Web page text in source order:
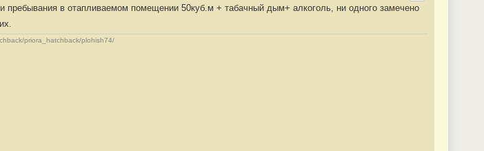
пребывания в отапливаемом помещении 50куб.м + табачный дым+ алкоголь, ни одного замечено
priora_hatchback/plohish74/